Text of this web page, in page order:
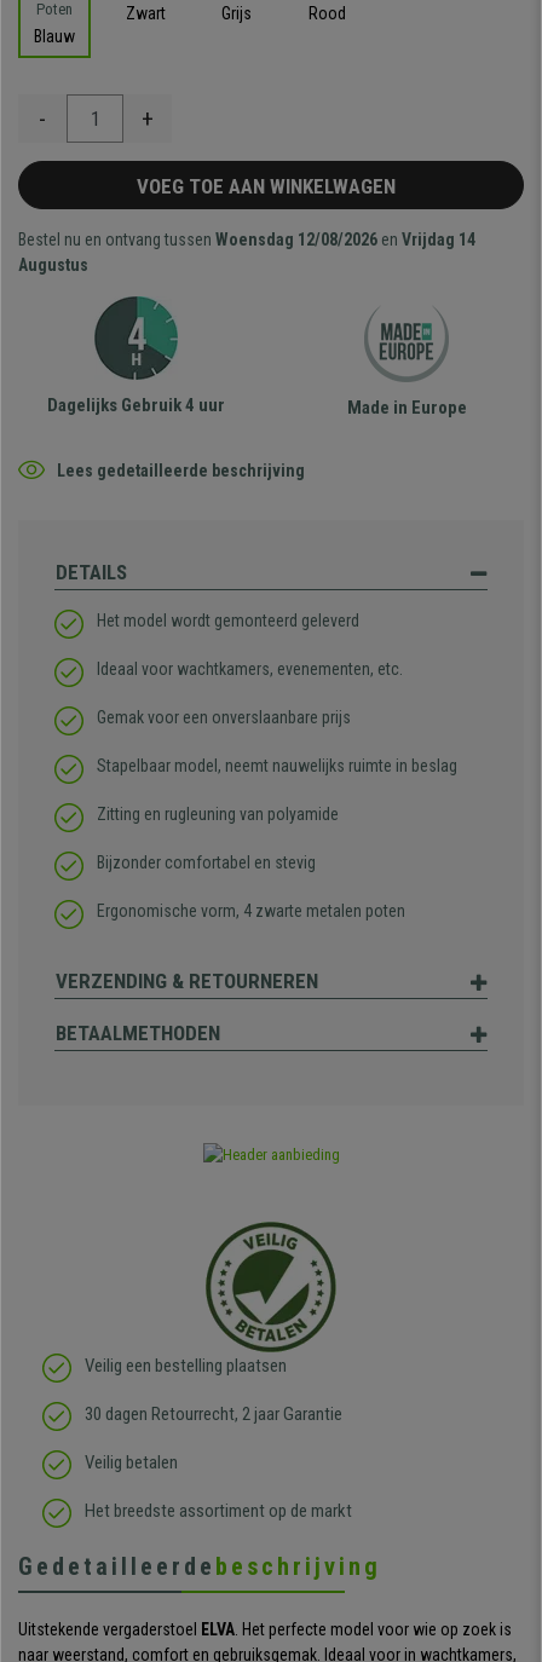
Blauw
Zwart Grijs Rood
- +
VOEG TOE AAN WINKELWAGEN
Bestel nu en ontvang tussen Woensdag 12/08/2026 en Vrijdag 14
Augustus
Dagelijks Gebruik 4 uur Made in Europe
Lees gedetailleerde beschrijving
DETAILS
Het model wordt gemonteerd geleverd
Ideaal voor wachtkamers, evenementen, etc.
Gemak voor een onverslaanbare prijs
Stapelbaar model, neemt nauwelijks ruimte in beslag
Zitting en rugleuning van polyamide
Bijzonder comfortabel en stevig
Ergonomische vorm, 4 zwarte metalen poten
VERZENDING & RETOURNEREN
BETAALMETHODEN
Veilig een bestelling plaatsen
30 dagen Retourrecht, 2 jaar Garantie
Veilig betalen
Het breedste assortiment op de markt
Gedetailleerde beschrijving
Uitstekende vergaderstoel ELVA. Het perfecte model voor wie op zoek is
naar weerstand, comfort en gebruiksgemak. Ideaal voor in wachtkamers,